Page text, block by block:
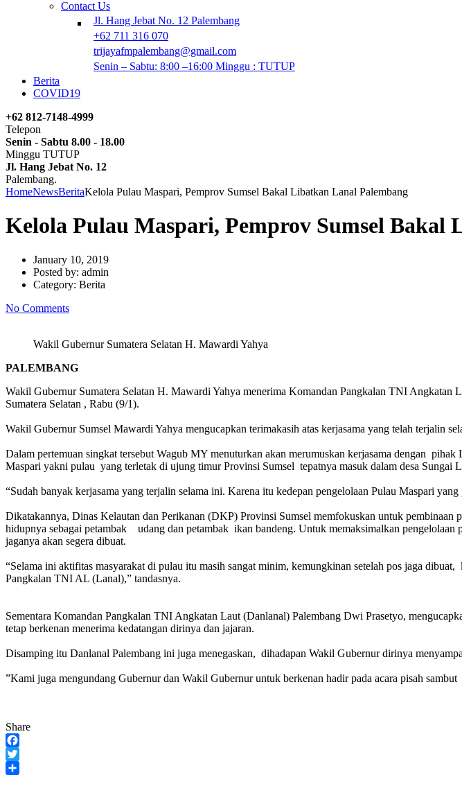
Contact Us
Jl. Hang Jebat No. 12 Palembang
+62 711 316 070
trijayafmpalembang@gmail.com
Senin – Sabtu: 8:00 –16:00 Minggu : TUTUP
Berita
COVID19
+62 812-7148-4999
Telepon
Senin - Sabtu 8.00 - 18.00
Minggu TUTUP
Jl. Hang Jebat No. 12
Palembang.
HomeNewsBeritaKelola Pulau Maspari, Pemprov Sumsel Bakal Libatkan Lanal Palembang
Kelola Pulau Maspari, Pemprov Sumsel Bakal
January 10, 2019
Posted by: admin
Category: Berita
No Comments
Wakil Gubernur Sumatera Selatan H. Mawardi Yahya
PALEMBANG
Wakil Gubernur Sumatera Selatan H. Mawardi Yahya menerima Komandan Pangkalan TNI
Sumatera Selatan , Rabu (9/1).
Wakil Gubernur Sumsel Mawardi Yahya mengucapkan terimakasih atas kerjasama yang telah terjalin
Dalam pertemuan singkat tersebut Wagub MY menuturkan akan merumuskan kerjasama dengan
Maspari yakni pulau yang terletak di ujung timur Provinsi Sumsel tepatnya masuk dalam desa
“Sudah banyak kerjasama yang terjalin selama ini. Karena itu kedepan pengelolaan Pulau Maspari
Dikatakannya, Dinas Kelautan dan Perikanan (DKP) Provinsi Sumsel memfokuskan untuk
hidupnya sebagai petambak udang dan petambak ikan bandeng. Untuk memaksimalkan pengelolaan
jaganya akan segera dibuat.
“Selama ini aktifitas masyarakat di pulau itu masih sangat minim, kemungkinan setelah pos jaga
Pangkalan TNI AL (Lanal),” tandasnya.
Sementara Komandan Pangkalan TNI Angkatan Laut (Danlanal) Palembang Dwi Prasetyo,
tetap berkenan menerima kedatangan dirinya dan jajaran.
Disamping itu Danlanal Palembang ini juga menegaskan, dihadapan Wakil Gubernur dirinya
”Kami juga mengundang Gubernur dan Wakil Gubernur untuk berkenan hadir pada acara pisah
Share
Facebook
Twitter